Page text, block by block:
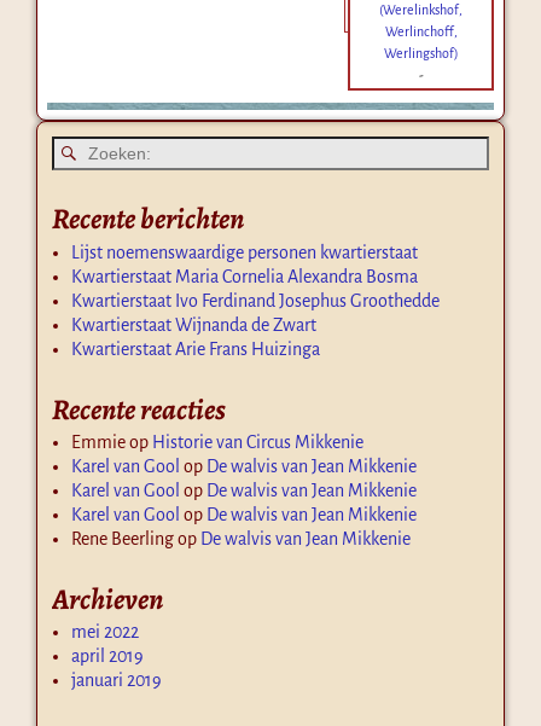
(Werelinkshof,
Werlinchoff,
Werlingshof)
-
Recente berichten
Lijst noemenswaardige personen kwartierstaat
Kwartierstaat Maria Cornelia Alexandra Bosma
Kwartierstaat Ivo Ferdinand Josephus Groothedde
Kwartierstaat Wijnanda de Zwart
Kwartierstaat Arie Frans Huizinga
Recente reacties
Emmieop Historie van Circus Mikkenie
Karel van Gool op De walvis van Jean Mikkenie
Karel van Gool op De walvis van Jean Mikkenie
Karel van Gool op De walvis van Jean Mikkenie
Rene Beerlingop De walvis van Jean Mikkenie
Archieven
mei 2022
april 2019
januari 2019